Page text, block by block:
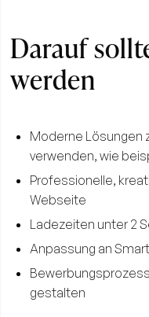
Darauf
werden
Moderne Lösungen
verwenden, wie
Professionelle,
Webseite
Ladezeiten unter 2
Anpassung an
gestalten